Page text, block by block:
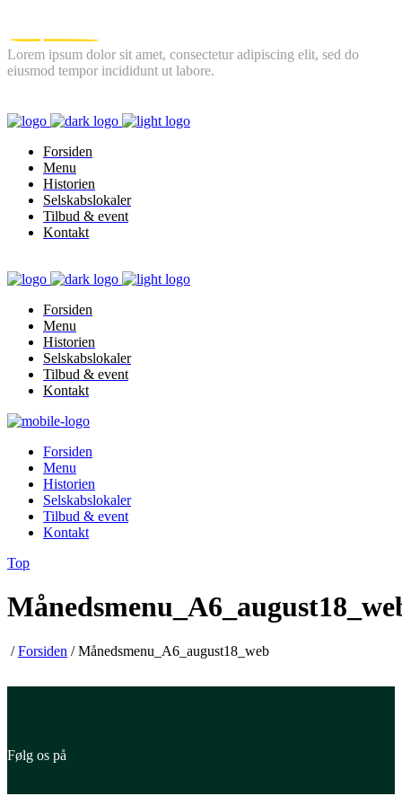
Lorem ipsum dolor sit amet, consectetur adipiscing elit, sed do
eiusmod tempor incididunt ut labore.
Forsiden
Menu
Historien
Selskabslokaler
Tilbud & event
Kontakt
Forsiden
Menu
Historien
Selskabslokaler
Tilbud & event
Kontakt
Forsiden
Menu
Historien
Selskabslokaler
Tilbud & event
Kontakt
Top
/Forsiden /Månedsmenu_A6_august18_web
Følg os på